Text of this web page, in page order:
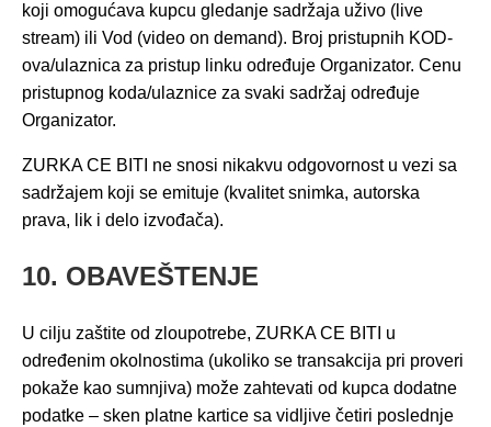
koji omogućava kupcu gledanje sadržaja uživo (live
stream) ili Vod (video on demand). Broj pristupnih KOD-
ova/ulaznica za pristup linku određuje Organizator. Cenu
pristupnog koda/ulaznice za svaki sadržaj određuje
Organizator.
ZURKA CE BITI ne snosi nikakvu odgovornost u vezi sa
sadržajem koji se emituje (kvalitet snimka, autorska
prava, lik i delo izvođača).
10. OBAVEŠTENJE
U cilju zaštite od zloupotrebe, ZURKA CE BITI u
određenim okolnostima (ukoliko se transakcija pri proveri
pokaže kao sumnjiva) može zahtevati od kupca dodatne
podatke – sken platne kartice sa vidljive četiri poslednje